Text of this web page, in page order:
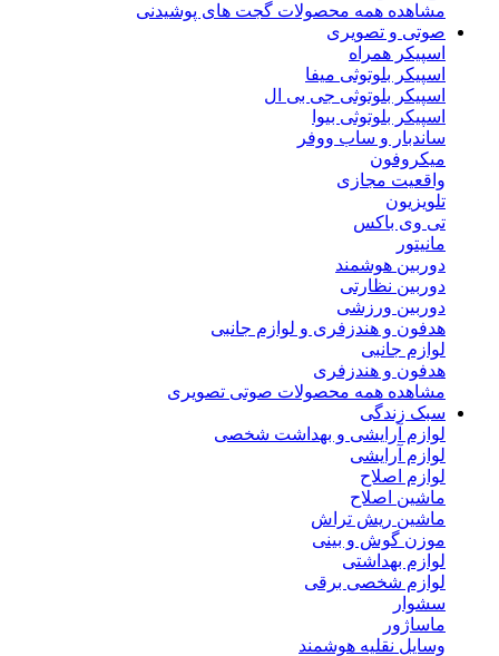
مشاهده همه محصولات گجت های پوشیدنی
صوتی و تصویری
اسپیکر همراه
اسپیکر بلوتوثی میفا
اسپیکر بلوتوثی جی بی ال
اسپیکر بلوتوثی بیوا
ساندبار و ساب ووفر
میکروفون
واقعیت مجازی
تلویزیون
تی وی باکس
مانیتور
دوربین هوشمند
دوربین نظارتی
دوربین ورزشی
هدفون و هندزفری و لوازم جانبی
لوازم جانبی
هدفون و هندزفری
مشاهده همه محصولات صوتی تصویری
سبک زندگی
لوازم آرایشی و بهداشت شخصی
لوازم آرایشی
لوازم اصلاح
ماشین اصلاح
ماشین ریش تراش
موزن گوش و بینی
لوازم بهداشتی
لوازم شخصی برقی
سشوار
ماساژور
وسایل نقلیه هوشمند